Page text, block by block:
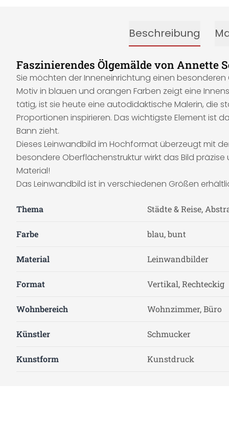
Beschreibung
Faszinierendes Ölgemälde von Annette
Sie möchten der Inneneinrichtung einen
Motiv in blauen und orangen Farben zeigt eine
tätig, ist sie heute eine autodidaktische Malerin, die
Proportionen inspirieren. Das wichtigste Element ist
Bann zieht.
Dieses Leinwandbild im Hochformat überzeugt mit
besondere Oberflächenstruktur wirkt das Bild
Material!
Das Leinwandbild ist in verschiedenen Größen
Thema Städte & Reise,
Farbe blau, bunt
Material Leinwandbilder
Format Vertikal, Rechteckig
Wohnbereich Wohnzimmer, Büro
Künstler Schmucker
Kunstform Kunstdruck